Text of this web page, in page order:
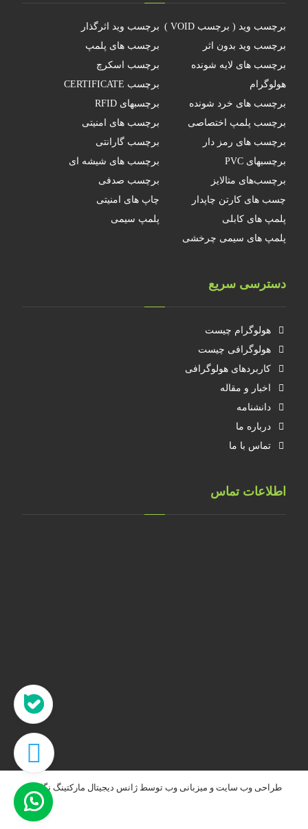
برچسب وید ( برچسب VOID )
برچسب وید اثرگذار
برچسب وید بدون اثر
برچسب های پلمپ
برچسب های لایه شونده
برچسب اسکرچ
هولوگرام
برچسب CERTIFICATE
برچسب های خرد شونده
برچسبهای RFID
برچسب پلمپ اختصاصی
برچسب های امنیتی
برچسب های رمز دار
برچسب گارانتی
برچسبهای PVC
برچسب های شیشه ای
برچسب‌های متالایز
برچسب صدفی
چسب های کارتن چاپدار
چاپ های امنیتی
پلمپ های کابلی
پلمپ سیمی
پلمپ های سیمی چرخشی
دسترسی سریع
هولوگرام چیست
هولوگرافی چیست
کاربردهای هولوگرافی
اخبار و مقاله
دانشنامه
درباره ما
تماس با ما
اطلاعات تماس
طراحی وب سایت و میزبانی وب توسط ژانس دیجیتال مارکتینگ نگاه نو